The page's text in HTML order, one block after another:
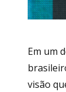
Em um
visão